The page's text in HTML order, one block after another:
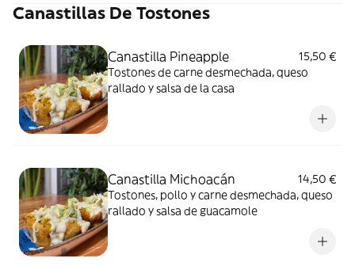
Canastillas De Tostones
Canastilla Pineapple
15,50 €
Tostones de carne desmechada, queso
rallado y salsa de la casa
Canastilla Michoacán
14,50 €
Tostones, pollo y carne desmechada, queso
rallado y salsa de guacamole